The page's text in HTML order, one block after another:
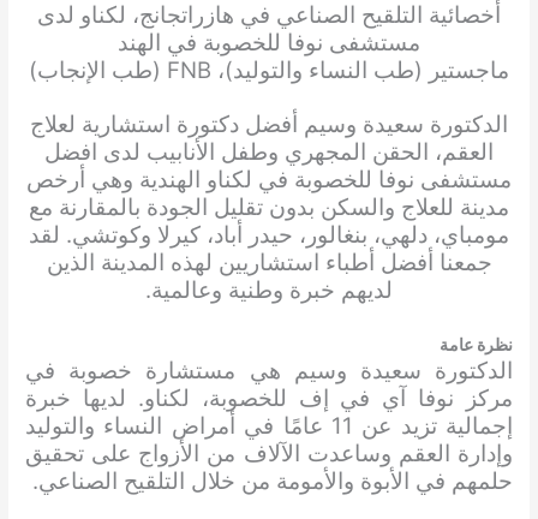
أخصائية التلقيح الصناعي في هازراتجانج، لكناو لدى
مستشفى نوفا للخصوبة في الهند
ماجستير (طب النساء والتوليد)، FNB (طب الإنجاب)
الدكتورة سعيدة وسيم أفضل دكتورة استشارية لعلاج
العقم، الحقن المجهري وطفل الأنابيب لدى افضل
مستشفى نوفا للخصوبة في لكناو الهندية وهي أرخص
مدينة للعلاج والسكن بدون تقليل الجودة بالمقارنة مع
مومباي، دلهي، بنغالور، حيدر أباد، كيرلا وكوتشي. لقد
جمعنا أفضل أطباء استشاريين لهذه المدينة الذين
لديهم خبرة وطنية وعالمية.
نظرة عامة
الدكتورة سعيدة وسيم هي مستشارة خصوبة في
مركز نوفا آي في إف للخصوبة، لكناو. لديها خبرة
إجمالية تزيد عن 11 عامًا في أمراض النساء والتوليد
وإدارة العقم وساعدت الآلاف من الأزواج على تحقيق
حلمهم في الأبوة والأمومة من خلال التلقيح الصناعي.